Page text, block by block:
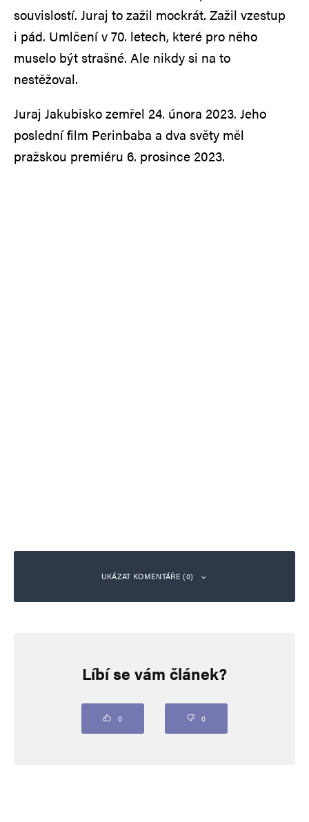
souvislostí. Juraj to zažil mockrát. Zažil vzestup
i pád. Umlčení v 70. letech, které pro něho
muselo být strašné. Ale nikdy si na to
nestěžoval.
Juraj Jakubisko zemřel 24. února 2023. Jeho
poslední film Perinbaba a dva světy měl
pražskou premiéru 6. prosince 2023.
UKÁZAT KOMENTÁŘE (0)
Vaše e-mailová adresa nebude zveřejněna. Vyžadované informace jsou
Líbí se vám článek?
0 0